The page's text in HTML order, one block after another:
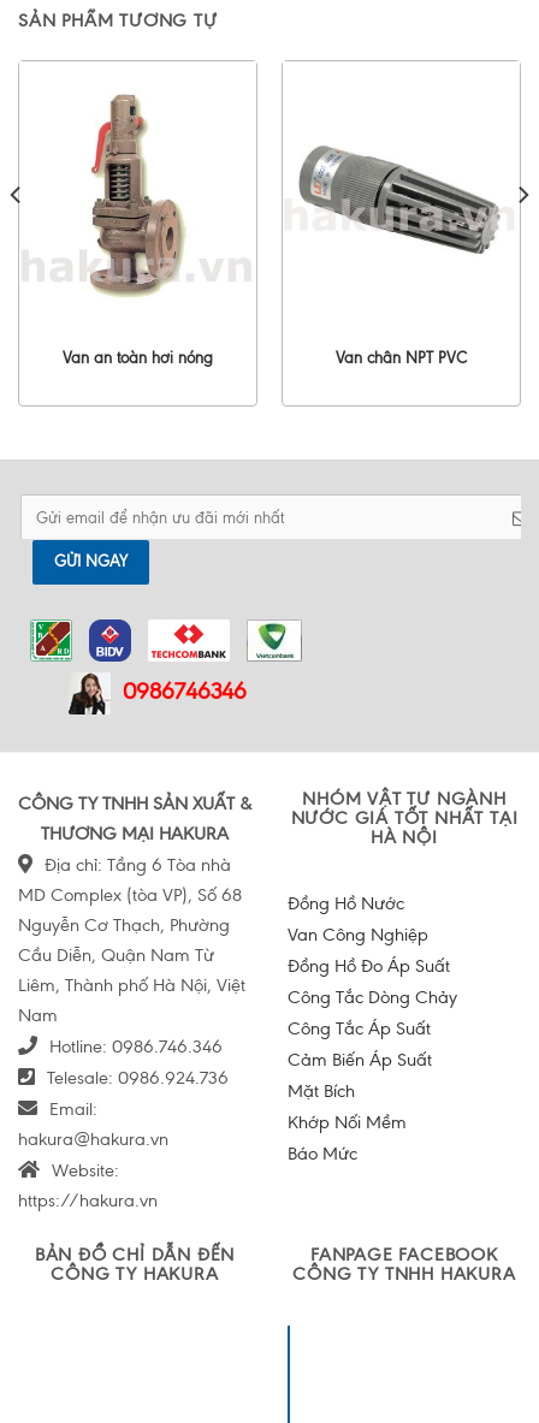
SẢN PHẨM TƯƠNG TỰ
Van an toàn hơi nóng Van chân NPT PVC
GỬI NGAY
0986746346
CÔNG TY TNHH SẢN XUẤT &
THƯƠNG MẠI HAKURA
Địa chỉ: Tầng 6 Tòa nhà
MD Complex (tòa VP), Số 68
Nguyễn Cơ Thạch, Phường
Cầu Diễn, Quận Nam Từ
Liêm, Thành phố Hà Nội, Việt
Nam
Hotline: 0986.746.346
Telesale: 0986.924.736
Email:
hakura@hakura.vn
Website:
https://hakura.vn
NHÓM VẬT TƯ NGÀNH
NƯỚC GIÁ TỐT NHẤT TẠI
HÀ NỘI
Đồng Hồ Nước
Van Công Nghiệp
Đồng Hồ Đo Áp Suất
Công Tắc Dòng Chảy
Công Tắc Áp Suất
Cảm Biến Áp Suất
Mặt Bích
Khớp Nối Mềm
Báo Mức
BẢN ĐỒ CHỈ DẪN ĐẾN
CÔNG TY HAKURA
FANPAGE FACEBOOK
CÔNG TY TNHH HAKURA